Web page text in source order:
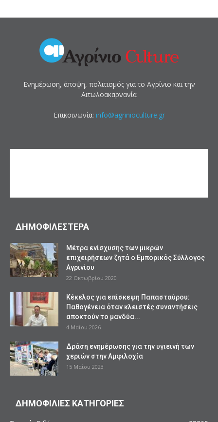
Ενημέρωση, άποψη, πολιτισμός για το Αγρίνιο και την
Αιτωλοακαρνανία
Επικοινωνία: info@agrinioculture.gr
ΔΗΜΟΦΙΛΕΣΤΕΡΑ
Mέτρα ενίσχυσης των μικρών
επιχειρήσεων ζητά ο Εμπορικός Σύλλογος
Αγρινίου
22 Οκτωβρίου 2020
Κέκελος για επίσκεψη Παπασταύρου:
Παθογένεια όταν κλειστές συναντήσεις
αποκτούν το μανδύα...
4 Μαΐου 2026
Δράση ενημέρωσης για την υγιεινή των
χεριών στην Αμφιλοχία
15 Μαΐου 2023
ΔΗΜΟΦΙΛΙΕΣ ΚΑΤΗΓΟΡΙΕΣ